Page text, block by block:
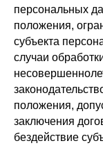
персональных
положения,
субъекта
случаи
положения,
заключения
бездействие